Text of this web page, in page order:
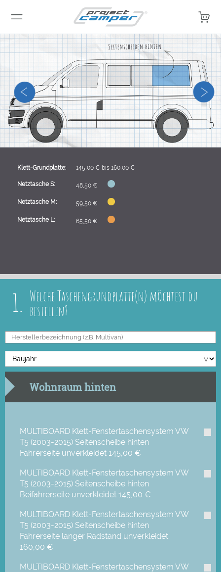
Klett-Grundplatte: 145,00 € bis 160,00 €
Netztasche S: 48,50 €
Netztasche M: 59,50 €
Netztasche L: 65,50 €
1. Welche Taschengrundplatte(n) möchtest du
bestellen?
Wohnraum hinten
MULTIBOARD Klett-Fenstertaschensystem VW
T5 (2003-2015) Seitenscheibe hinten
Fahrerseite unverkleidet 145,00 €
MULTIBOARD Klett-Fenstertaschensystem VW
T5 (2003-2015) Seitenscheibe hinten
Beifahrerseite unverkleidet 145,00 €
MULTIBOARD Klett-Fenstertaschensystem VW
T5 (2003-2015) Seitenscheibe hinten
Fahrerseite langer Radstand unverkleidet
160,00 €
MULTIBOARD Klett-Fenstertaschensystem VW